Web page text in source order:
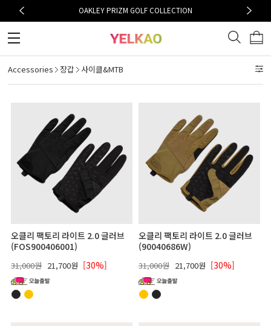
OAKLEY PRIZM GOLF COLLECTION
Accessories 장갑 사이클&MTB
오클리 팩토리 라이트 2.0 글러브
(FOS900406001)
31,000원 21,700원 [30%]
오클리 팩토리 라이트 2.0 글러브
(90040686W)
31,000원 21,700원 [30%]